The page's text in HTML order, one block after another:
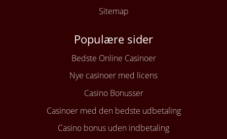
Sitemap
Populære sider
Bedste Online Casinoer
Nye casinoer med licens
Casino Bonusser
Casinoer med den bedste udbetaling
Casino bonus uden indbetaling